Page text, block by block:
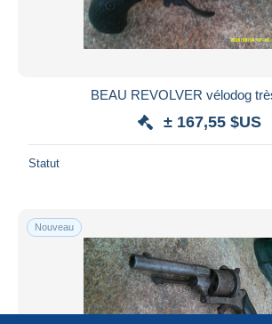
BEAU REVOLVER vélodog
± 167,55 $US
Statut
Nouveau